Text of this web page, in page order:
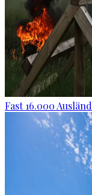
Fast 16.000